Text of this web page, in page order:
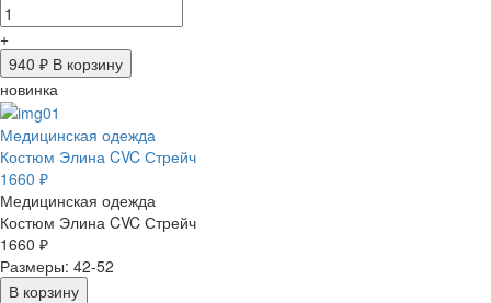
+
940 ₽ В корзину
новинка
Медицинская одежда
Костюм Элина CVC Стрейч
1660 ₽
Медицинская одежда
Костюм Элина CVC Стрейч
1660 ₽
Размеры: 42-52
В корзину